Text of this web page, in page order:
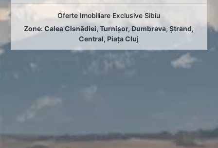
Oferte Imobiliare Exclusive Sibiu
Zone:Calea Cisnădiei,Turnișor, Dumbrava,Ștrand,
Central, Piața Cluj